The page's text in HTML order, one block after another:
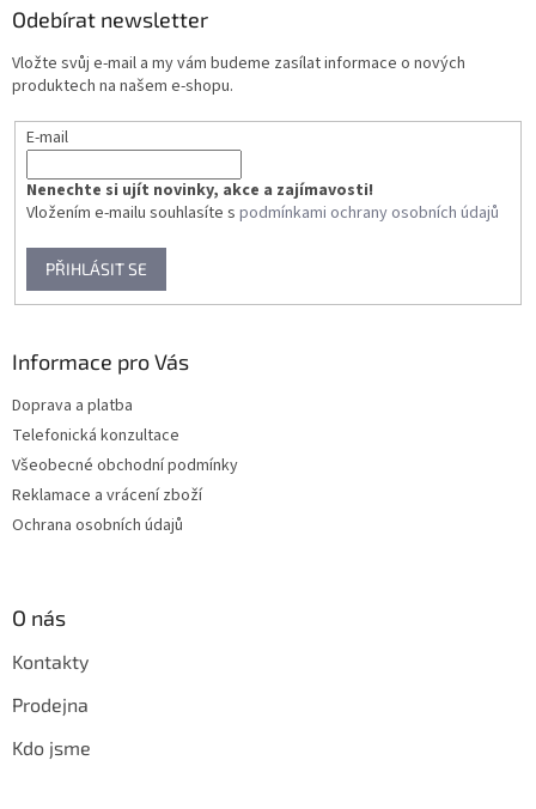
Odebírat newsletter
Vložte svůj e-mail a my vám budeme zasílat informace o nových
produktech na našem e-shopu.
E-mail
Nenechte si ujít novinky, akce a zajímavosti!
Vložením e-mailu souhlasíte s podmínkami ochrany osobních údajů
PŘIHLÁSIT SE
Informace pro Vás
Doprava a platba
Telefonická konzultace
Všeobecné obchodní podmínky
Reklamace a vrácení zboží
Ochrana osobních údajů
O nás
Kontakty
Prodejna
Kdo jsme